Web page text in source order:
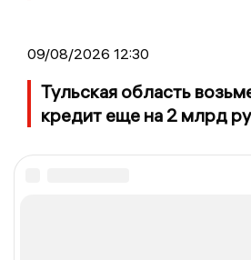
09/08/2026 12:30
Тульская область
кредит еще на 2 млрд